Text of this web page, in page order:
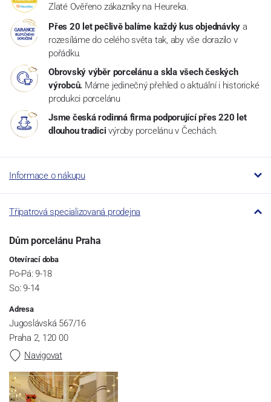
Zlaté Ověřeno zákazníky na Heureka.
Přes 20 let pečlivě balíme každý kus objednávky a
rozesíláme do celého světa tak, aby vše dorazilo v
pořádku.
Obrovský výběr porcelánu a skla všech českých
výrobců. Máme jedinečný přehled o aktuální i historické
produkci porcelánu
Jsme česká rodinná firma podporující přes 220 let
dlouhou tradici výroby porcelánu v Čechách.
Informace o nákupu
Třípatrová specializovaná prodejna
Dům porcelánu Praha
Otevírací doba
Po-Pá: 9-18
So: 9-14
Adresa
Jugoslávská 567/16
Praha 2, 120 00
Navigovat